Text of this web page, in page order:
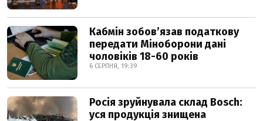
Кабмін зобовʼязав податкову
передати Міноборони дані
чоловіків 18-60 років
6 СЕРПНЯ, 19:39
Росія зруйнувала склад Bosch:
уся продукція знищена